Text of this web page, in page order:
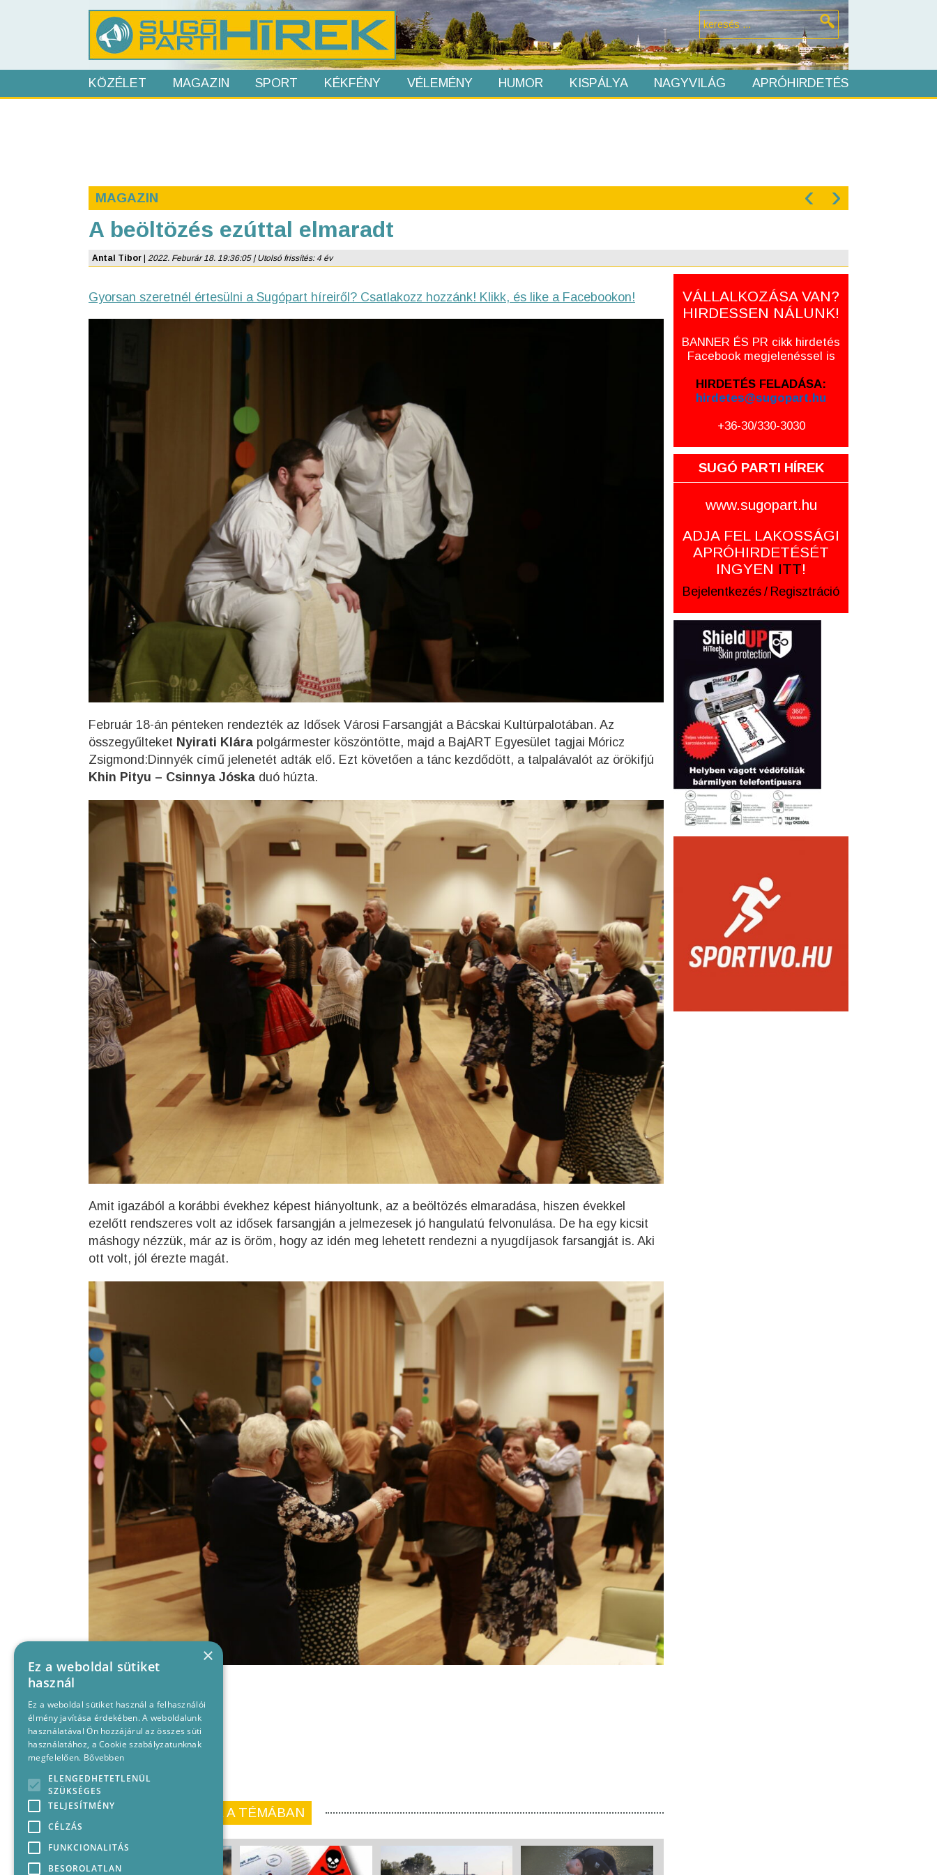
KÖZÉLET MAGAZIN SPORT KÉKFÉNY VÉLEMÉNY HUMOR KISPÁLYA NAGYVILÁG APRÓHIRDETÉS
MAGAZIN ‹ ›
A beöltözés ezúttal elmaradt
Antal Tibor 2022. Feburár 18. 19:36:05 | Utolsó frissítés: 4 év
Gyorsan szeretnél értesülni a Sugópart híreiről? Csatlakozz hozzánk! Klikk, és like a Facebookon!
Február 18-án pénteken rendezték az Idősek Városi Farsangját a Bácskai Kultúrpalotában. Az
összegyűlteket Nyirati Klára polgármester köszöntötte, majd a BajART Egyesület tagjai Móricz
Zsigmond:Dinnyék című jelenetét adták elő. Ezt követően a tánc kezdődött, a talpalávalót az örökifjú
Khin Pityu – Csinnya Jóska duó húzta.
Amit igazából a korábbi évekhez képest hiányoltunk, az a beöltözés elmaradása, hiszen évekkel
ezelőtt rendszeres volt az idősek farsangján a jelmezesek jó hangulatú felvonulása. De ha egy kicsit
máshogy nézzük, már az is öröm, hogy az idén meg lehetett rendezni a nyugdíjasok farsangját is. Aki
ott volt, jól érezte magát.
KORÁBBI CIKKEINK A TÉMÁBAN
VÁLLALKOZÁSA VAN?
HIRDESSEN NÁLUNK!
BANNER ÉS PR cikk hirdetés
Facebook megjelenéssel is
HIRDETÉS FELADÁSA:
hirdetes@sugopart.hu
+36-30/330-3030
SUGÓ PARTI HÍREK
www.sugopart.hu
ADJA FEL LAKOSSÁGI
APRÓHIRDETÉSÉT
INGYEN ITT!
Bejelentkezés / Regisztráció
×
Ez a weboldal sütiket
használ
Ez a weboldal sütiket használ a felhasználói
élmény javítása érdekében. A weboldalunk
használatával Ön hozzájárul az összes süti
használatához, a Cookie szabályzatunknak
megfelelően. Bővebben
ELENGEDHETETLENÜL
SZÜKSÉGES
TELJESÍTMÉNY
CÉLZÁS
FUNKCIONALITÁS
BESOROLATLAN